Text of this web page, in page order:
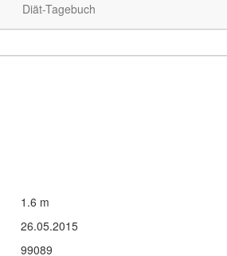
Diät-Tagebuch
1.6 m
26.05.2015
99089